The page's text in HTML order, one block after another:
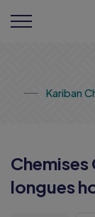
Kariban
longues